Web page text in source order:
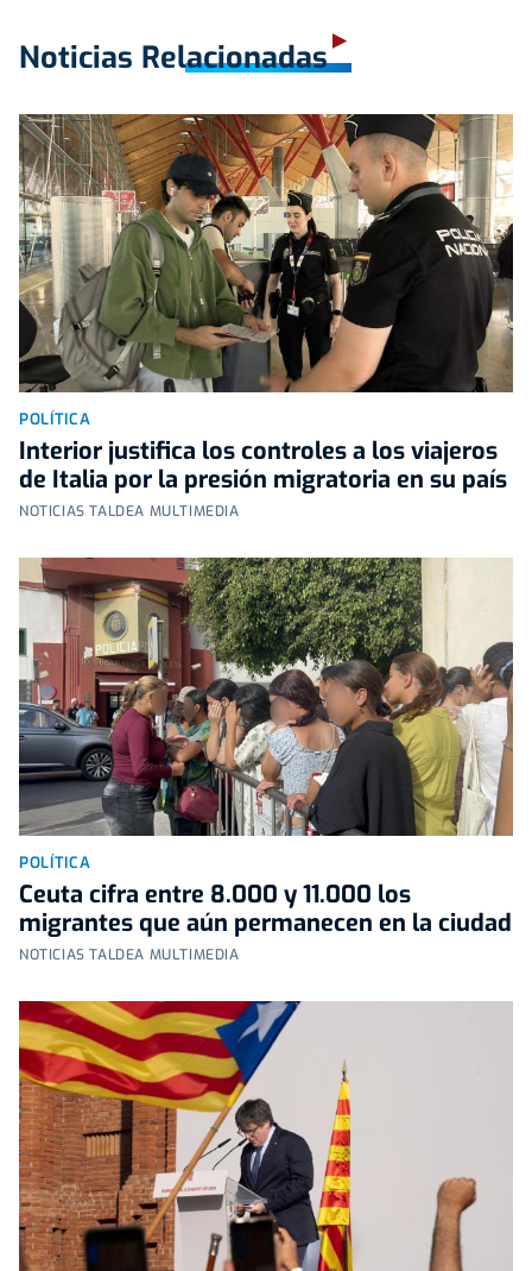
Noticias Relacionadas
POLÍTICA
Interior justifica los controles a los viajeros
de Italia por la presión migratoria en su país
NOTICIAS TALDEA MULTIMEDIA
POLÍTICA
Ceuta cifra entre 8.000 y 11.000 los
migrantes que aún permanecen en la ciudad
NOTICIAS TALDEA MULTIMEDIA